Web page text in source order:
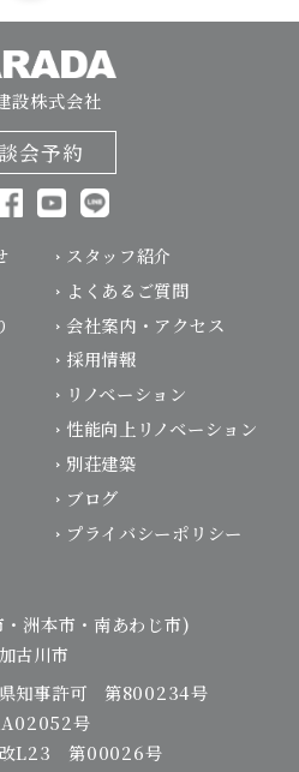
設株式会社
会予約
スタッフ紹介
よくあるご質問
会社案内・アクセス
採用情報
リノベーション
性能向上リノベーション
別荘建築
ブログ
プライバシーポリシー
洲本市・南あわじ市)
古川市
事許可 第800234号
号
第00026号